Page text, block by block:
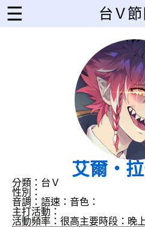
☰ 台Ｖ
艾爾‧
分類：台Ｖ
性別：
音調： 語速： 音色：
主打活動：
活動頻率：很高主要時段：晚上